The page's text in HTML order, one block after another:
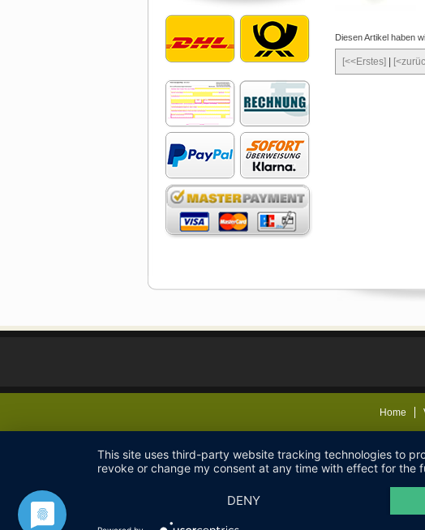
Diesen Artikel haben
[<<Erstes]
Home
This site uses third-party website tracking technologies to
revoke or change my consent at any time with effect for the
DENY